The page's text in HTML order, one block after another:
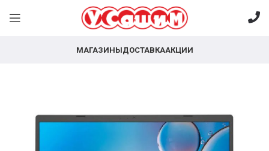
МАГАЗИНЫДОСТАВКААКЦИИ